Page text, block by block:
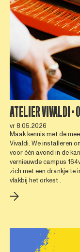
ATELIER VIVALDI
vr 8.05.2026
Maak kennis met de
Vivaldi. We installeren
voor één avond in de
vernieuwde campus
zich met een drankje te
vlakbij het orkest .